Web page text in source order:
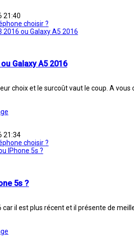
21:40
choisir ?
2016 ou Galaxy A5 2016
Galaxy A5 2016
choix et le surcoût vaut le coup. A
21:34
choisir ?
IPhone 5s ?
5s ?
car il est plus récent et il présente de